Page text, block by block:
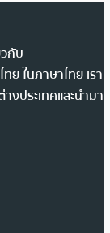
กับ
ย ในภาษาไทย เรา
งประเทศและนำมา